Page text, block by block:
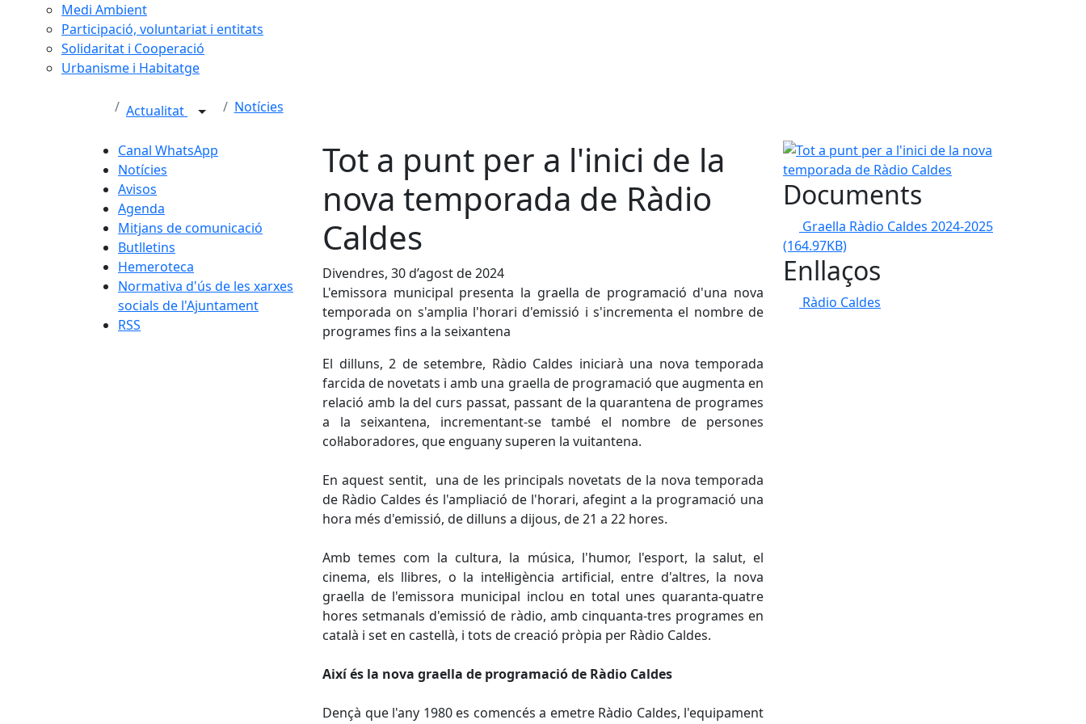
Medi Ambient
Participació, voluntariat i entitats
Solidaritat i Cooperació
Urbanisme i Habitatge
Actualitat Notícies
Canal WhatsApp
Notícies
Avisos
Agenda
Mitjans de comunicació
Butlletins
Hemeroteca
Normativa d'ús de les xarxes
socials de l'Ajuntament
RSS
Tot a punt per a l'inici de la
nova temporada de Ràdio
Caldes
Divendres, 30 d’agost de 2024
L'emissora municipal presenta la graella de programació d'una nova
temporada on s'amplia l'horari d'emissió i s'incrementa el nombre de
programes fins a la seixantena
El dilluns, 2 de setembre, Ràdio Caldes iniciarà una nova temporada
farcida de novetats i amb una graella de programació que augmenta en
relació amb la del curs passat, passant de la quarantena de programes
a la seixantena, incrementant-se també el nombre de persones
col·laboradores, que enguany superen la vuitantena.
En aquest sentit, una de les principals novetats de la nova temporada
de Ràdio Caldes és l'ampliació de l'horari, afegint a la programació una
hora més d'emissió, de dilluns a dijous, de 21 a 22 hores.
Amb temes com la cultura, la música, l'humor, l'esport, la salut, el
cinema, els llibres, o la intel·ligència artificial, entre d'altres, la nova
graella de l'emissora municipal inclou en total unes quaranta-quatre
hores setmanals d'emissió de ràdio, amb cinquanta-tres programes en
català i set en castellà, i tots de creació pròpia per Ràdio Caldes.
Així és la nova graella de programació de Ràdio Caldes
Dençà que l'any 1980 es comencés a emetre Ràdio Caldes, l'equipament
Tot a punt per a l'inici de la nova temporada de
Documents
Graella Ràdio Caldes 2024-2025
(164.97KB)
Enllaços
Ràdio Caldes